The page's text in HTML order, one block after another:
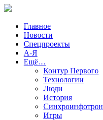
Главное
Новости
Спецпроекты
А-Я
Ещё…
Контур Первого
Технологии
Люди
История
Синхроинфотрон
Игры